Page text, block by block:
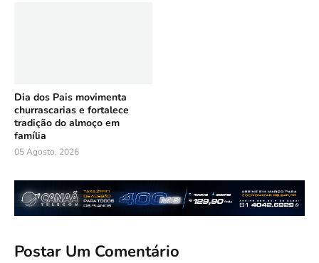
Dia dos Pais movimenta
churrascarias e fortalece
tradição do almoço em
família
05 Agosto, 2026
Postar Um Comentário